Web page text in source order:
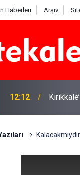
Haberleri Arşiv
12:12